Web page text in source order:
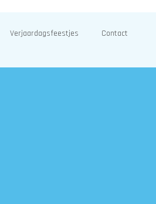
Verjaardagsfeestjes Contact